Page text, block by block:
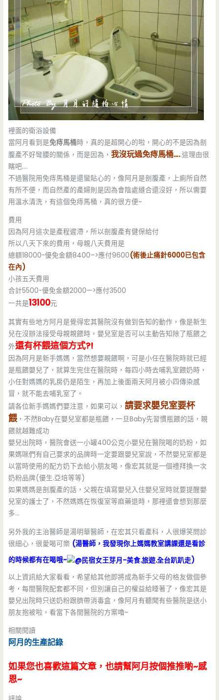
裡面的衛浴設備
當阿月看到是免痔馬桶時，真的是超開心的啦，開心的不是因為剖
腹產不好彎腰的關係，而是因為，我沒玩過免痔馬桶…..這理由很
瞎吧….
不過醫院用免痔馬桶是還蠻貼心的，像阿月是剖腹產，上廁所自然
有所不便，而自然產的產婦則是因為會陰處縫合還沒好，所以需要
用溫水清洗，有這個免痔馬桶，真的很方便~
費用
因為阿月這次是產程遲滯，所以剖腹產有健保給付
所以八天下來的費用，母親八天費用是
總額18000-優免金額8400–>應付9600(術後止痛針6000已包含
在內)
小孩五天費用
合計5500-優免金額2000—>應付3500
一共是13100元
其實有些地方阿月是覺得宏其醫院沒有做到告知的動作，像是新生
兒在沒辦法接受母親親餵時，嬰兒室是否可以主動告知除了瓶餵之
外還有杯餵這個方式?!
因為阿月是新手媽媽，當然想要親餵啊，可是小任在醫院時就已經
是瓶餵嬰兒了，就算生完住在醫院時，每四小時去哺乳室餵奶時，
小任對媽媽的乳房仍是陌生，再加上後面兩天阿月被小四傳染感
冒，就不能去哺乳室了。
請各位新手媽媽們要注意，如果可以，請要求嬰兒室要杯
餵，不然Baby在嬰兒室都是瓶餵，一旦Baby先習慣瓶餵的話，親
餵就越難成功
嬰兒出院時，醫院會送一小罐400公克小嬰兒在醫院喝的奶粉，如
果媽咪們有自己要求的品牌時一定要跟嬰兒室說，不然嬰兒室都是
以當時使用的配方奶下去給小朋友喝，像宏其就是一個禮拜換一次
奶粉品牌(優生.亞培等等)
如果媽媽是剖腹產的話，父親在填寫嬰兒入住嬰兒室時就要提醒嬰
兒室的護士了，不然媽媽在恢復室等麻藥退時，那裡還會想到那麼
多…
另外我的主治醫師是湯明華醫師，在宏其只看產科，人很爆笑問診
很細心，很愛喝可樂 (湯醫師，我發現你上媽媽教室講課還是看診
的時候都有在喝哦~
)
以上資訊給大家看看，希望給其他即將成為新手父母的格友做個參
考，每間醫院配套都不同，但別讓自己的權益給睡著了，像宏其是
嬰兒出院時只送奶粉跟臍帶消毒盒，像阿月有聽聞有些醫院是送小
朋友抱被啦，看當下各間醫院的方案嚕~
相關閱讀
阿月的生產記錄
如果您也喜歡這篇文章，也請幫阿月按個推推喲~感
恩~